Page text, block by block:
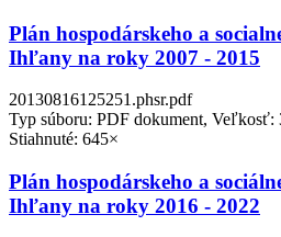
Plán hospodárskeho a
Ihľany na roky 2007 - 2015
20130816125251.phsr.pdf
Typ súboru: PDF dokument, Veľkosť:
Stiahnuté: 645×
Plán hospodárskeho a
Ihľany na roky 2016 - 2022